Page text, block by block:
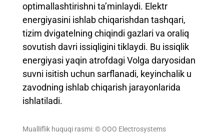
optimallashtirishni ta’minlaydi. Elektr
energiyasini ishlab chiqarishdan tashqari,
tizim dvigatelning chiqindi gazlari va oraliq
sovutish davri issiqligini tiklaydi. Bu issiqlik
energiyasi yaqin atrofdagi Volga daryosidan
suvni isitish uchun sarflanadi, keyinchalik u
zavodning ishlab chiqarish jarayonlarida
ishlatiladi.
Mualliflik huquqi rasmi: © ООО Electrosystems